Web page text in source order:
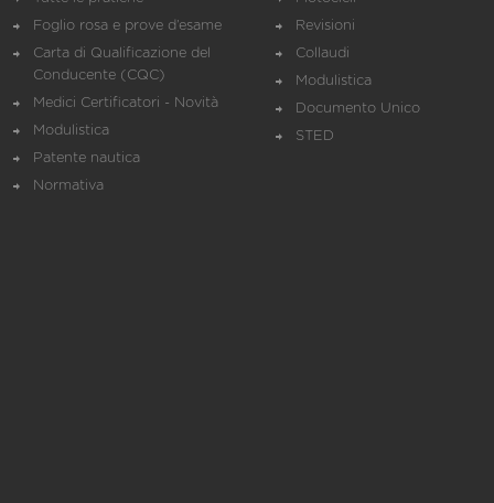
Foglio rosa e prove d’esame
Carta di Qualificazione del
Conducente (CQC)
Medici Certificatori - Novità
Modulistica
Patente nautica
Normativa
Revisioni
Collaudi
Modulistica
Documento Unico
STED